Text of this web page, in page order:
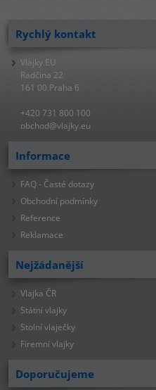
Rychlý kontakt
Vlajky.EU
Radčina 22
161 00 Praha 6
+420 731 800 100
obchod@vlajky.eu
Informace
FAQ - Časté dotazy
Obchodní podmínky
Reference
Reklamace
Nejžádanější
Vlajka ČR
Státní vlajky
Stolní vlaječky
Firemní vlajky
Doporučujeme